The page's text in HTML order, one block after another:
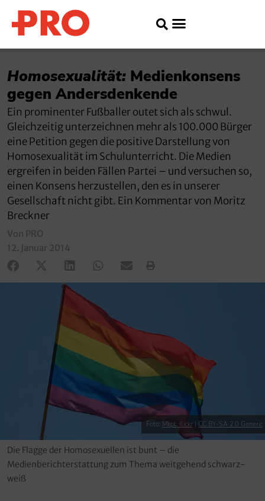
Homosexualität: Medienkonsens
gegen Andersdenkende
Ein prominenter Fußballer outet sich als schwul.
Gleichzeitig unterzeichnen mehr als 100.000 Bürger
eine Petition gegen die positive Darstellung von
Homosexualität im Schulunterricht. Die Medien
ergreifen in beiden Fällen Partei – und versuchen so,
einen Konsens herzustellen, den es in unserer
Gesellschaft nicht gibt. Ein Kommentar von Moritz
Breckner
Von PRO
12. Januar 2014
Foto: Mkpt, flickr CC BY-SA 2.0 Generic
Die Flagge der Homosexuellen ist bunt – die
Medienberichterstattung zum Thema weitgehend schwarz-
weiß